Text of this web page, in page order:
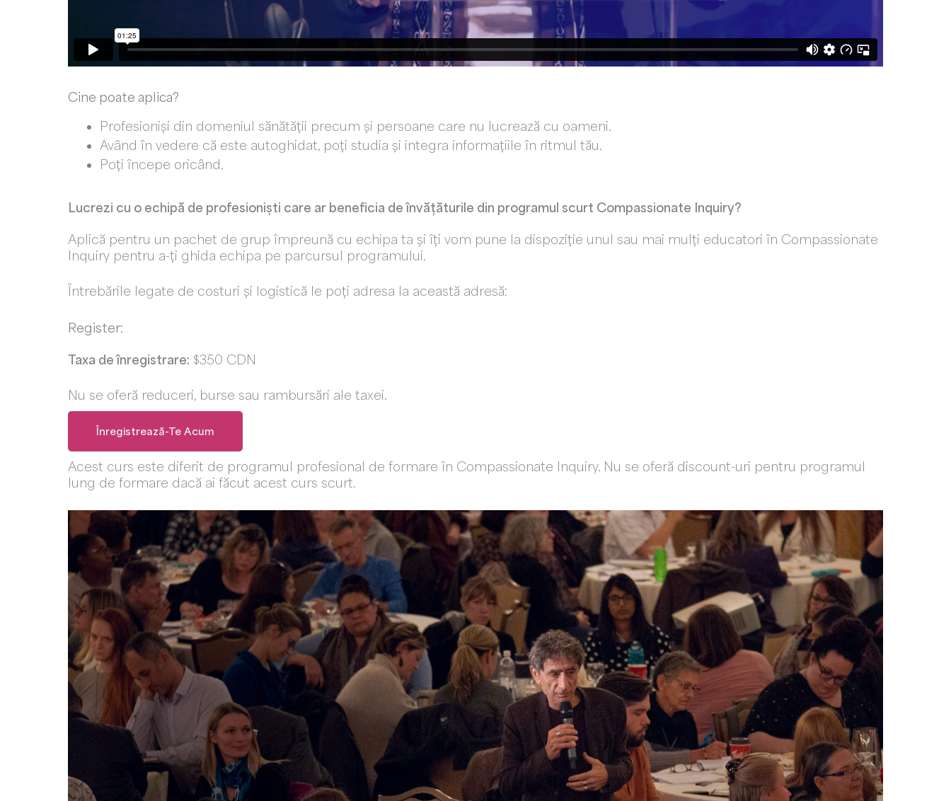
Cine poate aplica?
Profesioniși din domeniul sănătății precum și persoane care nu lucrează cu oameni.
Având în vedere că este autoghidat, poți studia și integra informațiile în ritmul tău.
Poți începe oricând.
Lucrezi cu o echipă de profesioniști care ar beneficia de învățăturile din programul scurt Compassionate Inquiry?
Aplică pentru un pachet de grup împreună cu echipa ta și îți vom pune la dispoziție unul sau mai mulți educatori în Compassionate
Inquiry pentru a-ți ghida echipa pe parcursul programului.
Întrebările legate de costuri și logistică le poți adresa la această adresă:
Register:
Taxa de înregistrare: $350 CDN
Nu se oferă reduceri, burse sau rambursări ale taxei.
Înregistrează-Te Acum
Acest curs este diferit de programul profesional de formare în Compassionate Inquiry. Nu se oferă discount-uri pentru programul
lung de formare dacă ai făcut acest curs scurt.